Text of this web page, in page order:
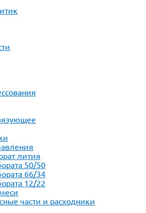
лития
50/50
66/34
12/22
части и расходники